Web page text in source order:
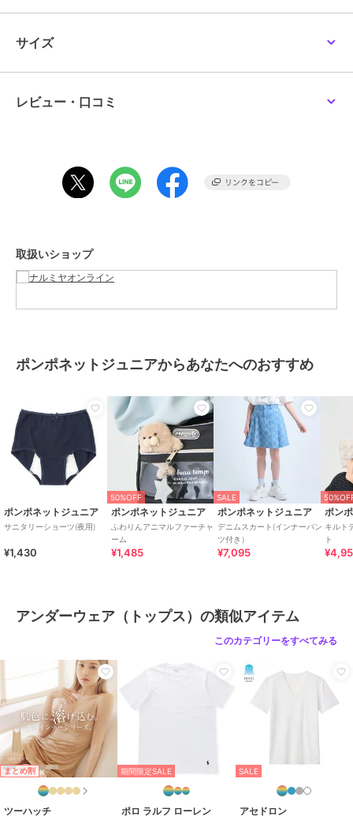
【裏地】なし
【ポケット】あり
この商品は、不良品のみ返品を承ります
ショップ ナルミヤオンライン
商品カテゴリ
アンダーウェア・ルームウェア
サイズ M(150cm),L(160cm)
テープ部分：ナイロン85%
商品のお取り扱い方法
洗濯方法は商品タグをご確認くだ
原産国 中国
サイズ
レビュー・口コミ
取扱いショップ
ポンポネットジュニアからあなたへのおすすめ
ポンポネットジュニア
サニタリーショーツ(夜用)
¥1,430
50%OFF
ポンポネットジュニア
ふわりんアニマルファーチャ
ーム
¥1,485
SALE
ポンポネットジュニア
デニムスカート(インナーパン
ツ付き）
¥7,095
ポン
キルト
ト
アンダーウェア（トップス）の類似アイテム
このカテゴリーをすべてみる
まとめ割
ツーハッチ
期間限定SALE
ポロ ラルフ ローレン
SALE
アセドロン